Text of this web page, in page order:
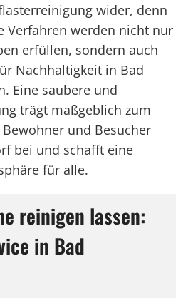
wider, denn
Verfahren werden nicht nur
erfüllen, sondern auch
Nachhaltigkeit in Bad
Eine saubere und
trägt maßgeblich zum
und Besucher
bei und schafft eine
für alle.
reinigen lassen:
in Bad